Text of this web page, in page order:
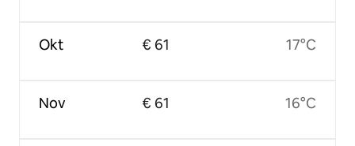
Okt
Nov
€ 61
€ 61
17°C
16°C